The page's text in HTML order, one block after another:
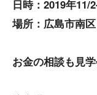
日時：2019年11/
場所：広島市南
お金の相談も見